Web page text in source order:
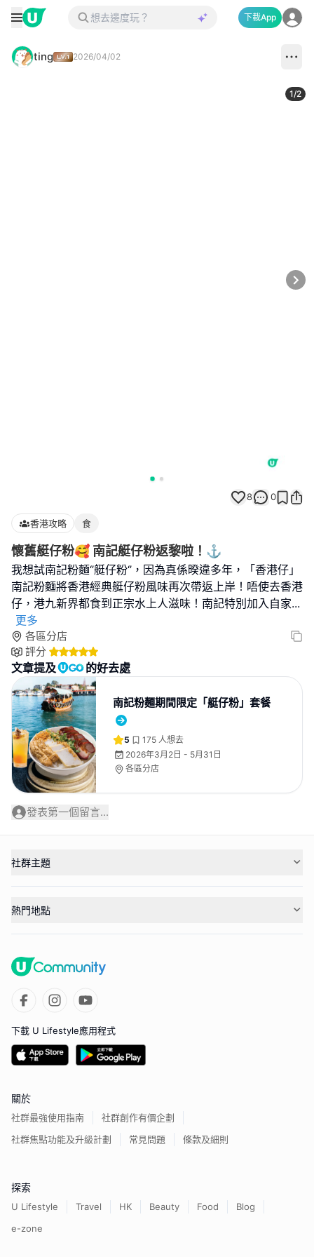
下載App
ting 2026/04/02
1/2
8 0
香港攻略 食
懷舊艇仔粉🥰 南記艇仔粉返黎啦！⚓️
我想試南記粉麵‘’艇仔粉‘’，因為真係暌違多年，「香港仔」
南記粉麵將香港經典艇仔粉風味再次帶返上岸！唔使去香港
仔，港九新界都食到正宗水上人滋味！南記特別加入自家...
更多
各區分店
評分
文章提及 的好去處
南記粉麵期間限定「艇仔粉」套餐
5 175 人想去
2026年3月2日 - 5月31日
各區分店
發表第一個留言...
社群主題
熱門地點
下載 U Lifestyle應用程式
關於
社群最強使用指南
社群創作有價企劃
社群焦點功能及升級計劃
常見問題 條款及細則
探索
U Lifestyle Travel HK Beauty Food
Blog
e-zone